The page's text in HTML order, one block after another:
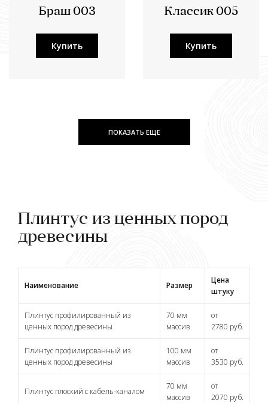
Браш 003
Купить
Классик 005
Купить
ПОКАЗАТЬ ЕЩЕ
Плинтус из ценных пород
древесины
Наименование Размер
Цена
штуку
Плинтус профилированный из
ценных пород древесины
70 мм
массив
от
2780 руб.
Плинтус профилированный из
ценных пород древесины
100 мм
массив
от
3530 руб.
Плинтус плоский с кабель-каналом
70 мм
массив
от
2070 руб.